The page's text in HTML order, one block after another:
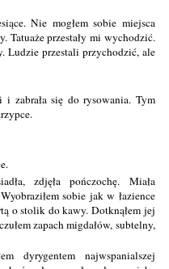
Nie mogłem sobie miejsca
Tatuaże przestały mi wychodzić.
Ludzie przestali przychodzić, ale
i zabrała się do rysowania. Tym
zdjęła pończochę. Miała
sobie jak w łazience
o stolik do kawy. Dotknąłem jej
zapach migdałów, subtelny,
dyrygentem najwspanialszej